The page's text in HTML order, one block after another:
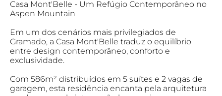
Casa Mont'Belle - Um Refúgio Contemporâneo no
Aspen Mountain
Em um dos cenários mais privilegiados de
Gramado, a Casa Mont'Belle traduz o equilíbrio
entre design contemporâneo, conforto e
exclusividade.
Com 586m² distribuídos em 5 suítes e 2 vagas de
garagem, esta residência encanta pela arquitetura